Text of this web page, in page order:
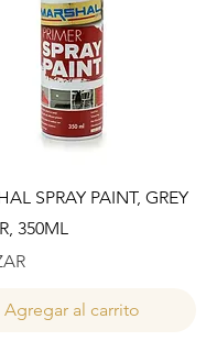
Vista rápida
SPRAY PAINT, GREY
350ML
Agregar al carrito